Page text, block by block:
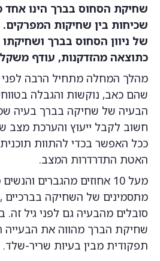
שחיקת הסחוס בברך הינו אחד
שכיחות בין שחיקות
של ניוון הסחוס בברך
כתוצאה מהזדקנות, עודף
מהלך המחלה מתחיל הרבה לפני
שהם כאב, נוקשות והגבלה
הבעיה של שחיקה בברך בעיה
חשוב לקבל ייעוץ והערכת מצב
ככל האפשר בכדי להתוות
האטת התדרדרות המצב.
מתסמינים של השחיקה בברכיים
סובלים מהבעיה גם לפני גיל זה.
שחיקת הברך מהווה את הבעייה
תפקודית מבין בעיות שריר-שלד.